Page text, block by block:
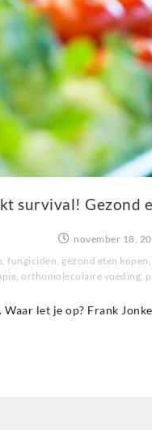
survival! Gezond
november 18,
,fungiciden gezond eten kopen
,orthomoleculaire voeding
let je op? Frank